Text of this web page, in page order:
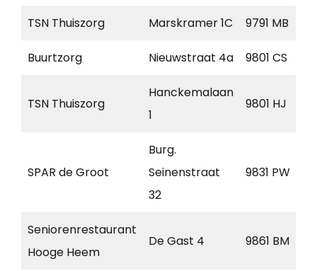
TSN Thuiszorg Marskramer 1C 9791 MB
Buurtzorg Nieuwstraat 4a 9801 CS
TSN Thuiszorg
Hanckemalaan
1
9801 HJ
SPAR de Groot
Burg.
Seinenstraat
32
9831 PW
Seniorenrestaurant
Hooge Heem
De Gast 4 9861 BM